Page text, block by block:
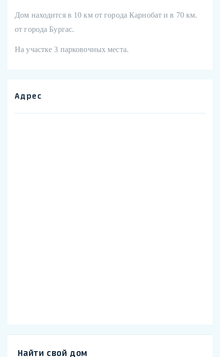
Дом находится в 10 км от города Карнобат и в 70 км.
от города Бургас.
На участке 3 парковочных места.
Адрес
Найти свой дом